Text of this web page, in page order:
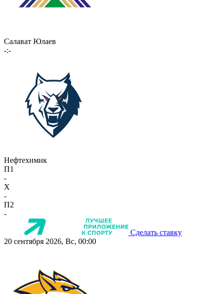
Салават Юлаев
-:-
Нефтехимик
П1
-
X
-
П2
-
Сделать ставку
20 сентября 2026, Вс, 00:00